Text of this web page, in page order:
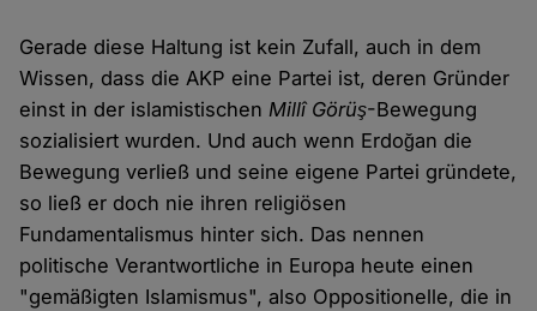
Gerade diese Haltung ist kein Zufall, auch in dem
Wissen, dass die AKP eine Partei ist, deren Gründer
einst in der islamistischenMillî Görüş-Bewegung
sozialisiert wurden. Und auch wenn Erdoğan die
Bewegung verließ und seine eigene Partei gründete,
so ließ er doch nie ihren religiösen
Fundamentalismus hinter sich. Das nennen
politische Verantwortliche in Europa heute einen
"gemäßigten Islamismus", also Oppositionelle, die in